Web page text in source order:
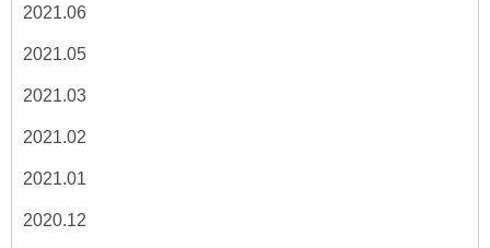
2021.06
2021.05
2021.03
2021.02
2021.01
2020.12